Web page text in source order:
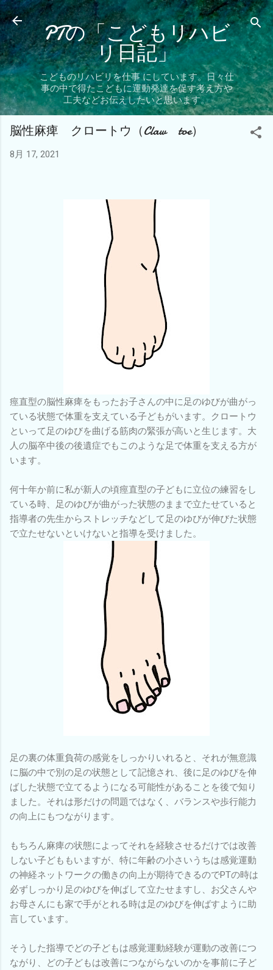
スキップしてメイン コンテンツに移動
PTの「こどもリハビ
リ日記」
こどものリハビリを仕事 にしています。日々仕
事の中で得たこどもに運動発達を促す考え方や
工夫などお伝えしたいと思います。
脳性麻痺 クロートウ（Claw toe）
8月 17, 2021
痙直型の脳性麻痺をもったお子さんの中に足のゆびが曲がっ
ている状態で体重を支えている子どもがいます。クロートウ
といって足のゆびを曲げる筋肉の緊張が高いと生じます。大
人の脳卒中後の後遺症でもこのような足で体重を支える方が
います。
何十年か前に私が新人の頃痙直型の子どもに立位の練習をし
ている時、足のゆびが曲がった状態のままで立たせていると
指導者の先生からストレッチなどして足のゆびが伸びた状態
で立たせないといけないと指導を受けました。
足の裏の体重負荷の感覚をしっかりいれると、それが無意識
に脳の中で別の足の状態として記憶され、後に足のゆびを伸
ばした状態で立てるようになる可能性があることを後で知り
ました。それは形だけの問題ではなく、バランスや歩行能力
の向上にもつながります。
もちろん麻痺の状態によってそれを経験させるだけでは改善
しない子どももいますが、特に年齢の小さいうちは感覚運動
の神経ネットワークの働きの向上が期待できるのでPTの時は
必ずしっかり足のゆびを伸ばして立たせますし、お父さんや
お母さんにも家で手がとれる時は足のゆびを伸ばすように助
言しています。
そうした指導でどの子どもは感覚運動経験が運動の改善につ
ながり、どの子どもは改善につながらないのかを事前に子ど